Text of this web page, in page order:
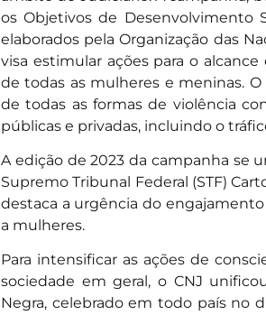
os Objetivos de Desenvolvimento
elaborados pela Organização das
visa estimular ações para o
de todas as mulheres e meninas.
de todas as formas de violência
públicas e privadas, incluindo o
A edição de 2023 da campanha se
Supremo Tribunal Federal (STF)
destaca a urgência do
a mulheres.
Para intensificar as ações de
sociedade em geral, o CNJ
Negra, celebrado em todo país no